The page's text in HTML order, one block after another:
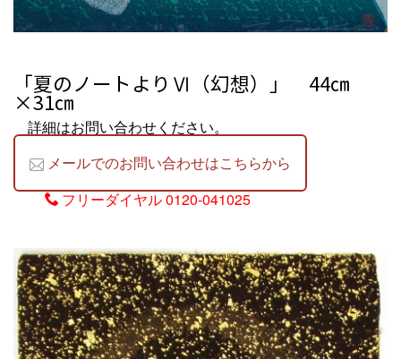
「夏のノートよりⅥ（幻想）」 44㎝
×31㎝
詳細はお問い合わせください。
メールでのお問い合わせはこちらから
フリーダイヤル0120-041025